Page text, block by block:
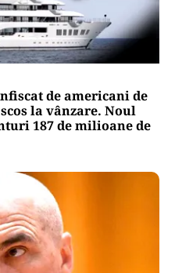
de americani de
la vânzare. Noul
187 de milioane de